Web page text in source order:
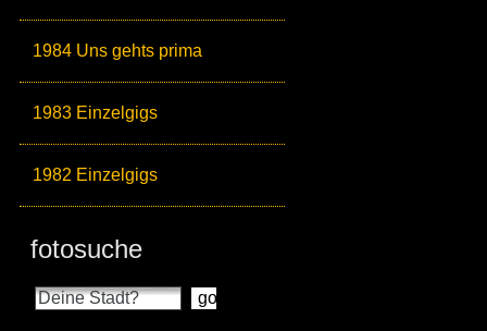
1984 Uns gehts prima
1983 Einzelgigs
1982 Einzelgigs
fotosuche